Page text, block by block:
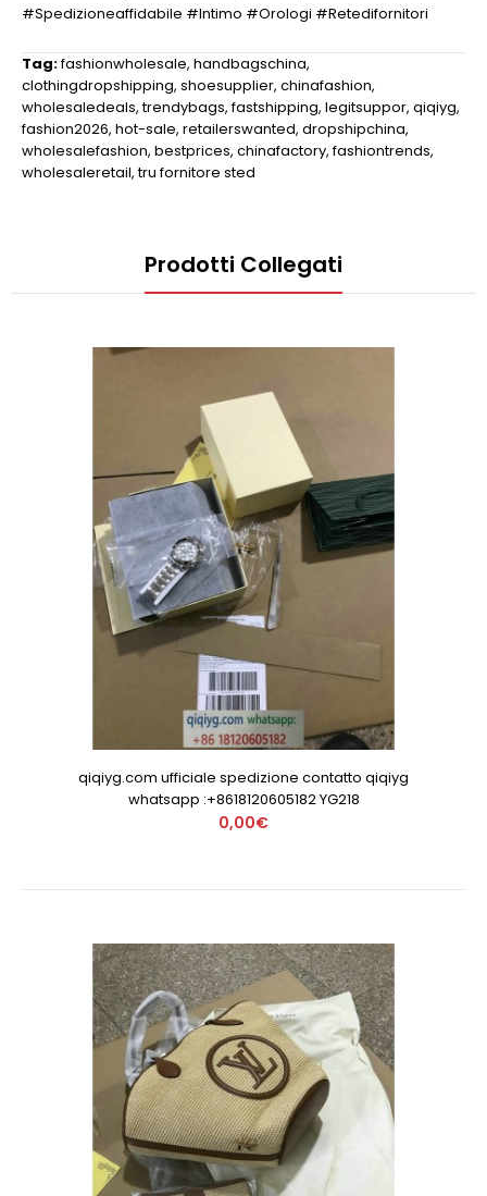
#Spedizioneaffidabile #Intimo #Orologi #Retedifornitori
Tag:fashionwholesale, handbagschina,
clothingdropshipping, shoesupplier, chinafashion,
wholesaledeals,trendybags,fastshipping, legitsuppor, qiqiyg,
fashion2026, hot-sale, retailerswanted, dropshipchina,
wholesalefashion, bestprices, chinafactory,fashiontrends,
wholesaleretail,tru fornitore sted
Prodotti Collegati
qiqiyg.com ufficiale spedizione contatto qiqiyg
whatsapp :+8618120605182 YG218
0,00€